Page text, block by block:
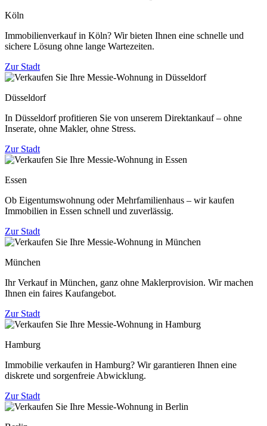
Köln
Immobilienverkauf in Köln? Wir bieten Ihnen eine schnelle und
sichere Lösung ohne lange Wartezeiten.
Zur Stadt
Düsseldorf
In Düsseldorf profitieren Sie von unserem Direktankauf – ohne
Inserate, ohne Makler, ohne Stress.
Zur Stadt
Essen
Ob Eigentumswohnung oder Mehrfamilienhaus – wir kaufen
Immobilien in Essen schnell und zuverlässig.
Zur Stadt
München
Ihr Verkauf in München, ganz ohne Maklerprovision. Wir machen
Ihnen ein faires Kaufangebot.
Zur Stadt
Hamburg
Immobilie verkaufen in Hamburg? Wir garantieren Ihnen eine
diskrete und sorgenfreie Abwicklung.
Zur Stadt